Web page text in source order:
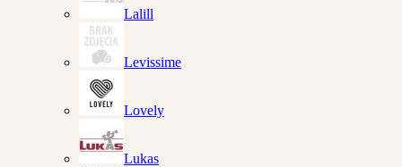
Lalill
Levissime
Lovely
Lukas